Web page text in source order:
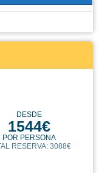
DESDE
1544€
POR PERSONA
RESERVA: 3088€